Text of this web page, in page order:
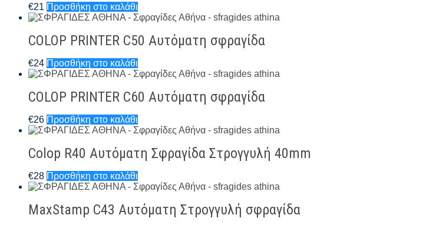
€21 Προσθήκη στο καλάθι
COLOP PRINTER C50 Αυτόματη σφραγίδα
€24 Προσθήκη στο καλάθι
COLOP PRINTER C60 Αυτόματη σφραγίδα
€26 Προσθήκη στο καλάθι
Colop R40 Αυτόματη Σφραγίδα Στρογγυλή 40mm
€28 Προσθήκη στο καλάθι
MaxStamp C43 Αυτόματη Στρογγυλή σφραγίδα